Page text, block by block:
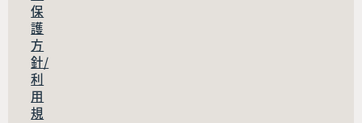
保
護
方
針/
利
用
規